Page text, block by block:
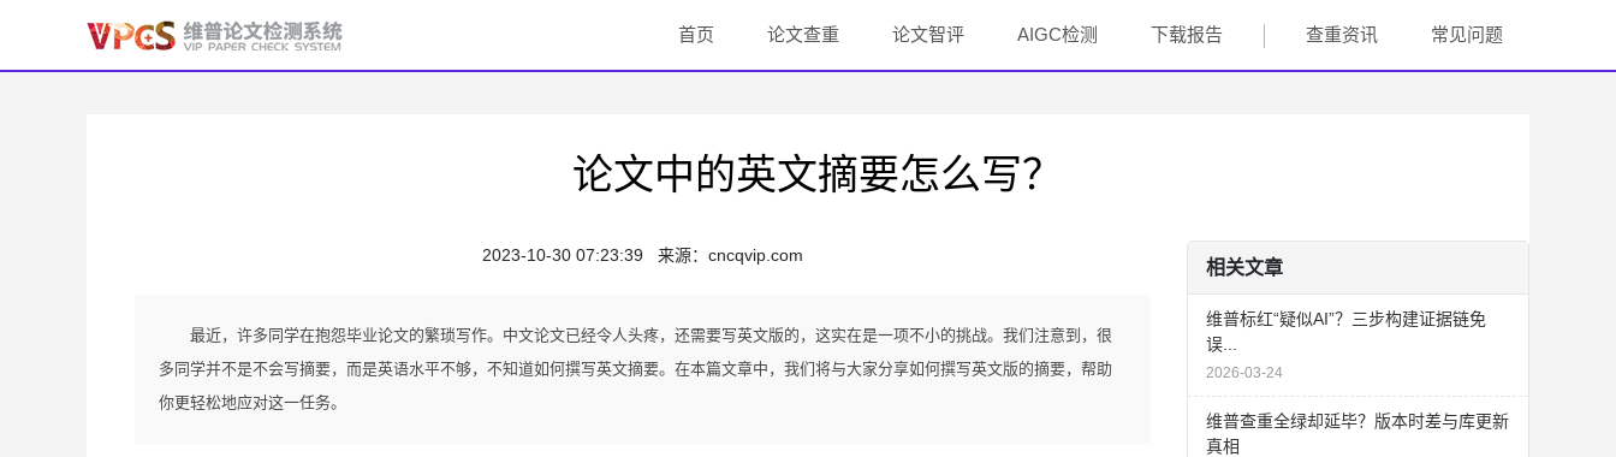
首页 论文查重 论文智评 AIGC检测 下载报告 查重资讯 常见问题
论文中的英文摘要怎么写？
2023-10-30 07:23:39 来源： cncqvip.com
最近，许多同学在抱怨毕业论文的繁琐写作。中文论文已经令人头疼，还需要写英文版的，这实在是一项不小的挑战。我们注意到，很
多同学并不是不会写摘要，而是英语水平不够，不知道如何撰写英文摘要。在本篇文章中，我们将与大家分享如何撰写英文版的摘要，帮助
你更轻松地应对这一任务。
相关文章
维普标红“疑似AI”？三步构建证据链免
误...
2026-03-24
维普查重全绿却延毕？版本时差与库更新
真相